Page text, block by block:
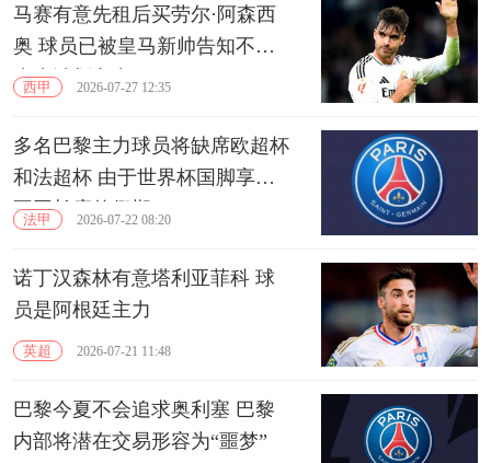
马赛有意先租后买劳尔·阿森西
奥 球员已被皇马新帅告知不在
未来计划之中
西甲 2026-07-27 12:35
多名巴黎主力球员将缺席欧超杯
和法超杯 由于世界杯国脚享受
不同长度的假期
法甲 2026-07-22 08:20
诺丁汉森林有意塔利亚菲科 球
员是阿根廷主力
英超 2026-07-21 11:48
巴黎今夏不会追求奥利塞 巴黎
内部将潜在交易形容为“噩梦”